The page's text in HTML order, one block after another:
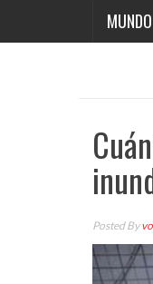
MUNDO
Posted By